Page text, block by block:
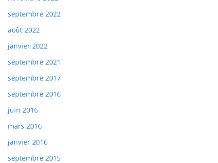
septembre 2022
août 2022
janvier 2022
septembre 2021
septembre 2017
septembre 2016
juin 2016
mars 2016
janvier 2016
septembre 2015